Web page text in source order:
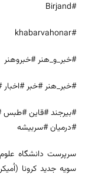
#Birjand
#khabarvahonar
#خبر_و_هنر #خبروهنر
#خبر_هنر #خبر
#بیرجند #قاین #طبس
#درمیان #سربیشه
سرپرست دانشگاه